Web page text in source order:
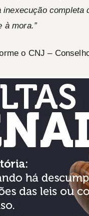
completa
à mora.”
o CNJ –